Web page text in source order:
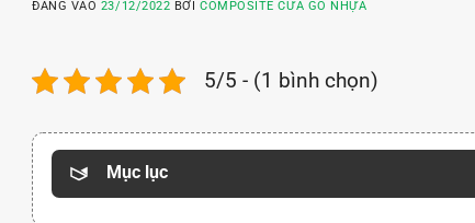
ĐĂNG VÀO 23/12/2022 BỞICOMPOSITE CỬA GỖ NHỰA
5/5 - (1 bình chọn)
Mục lục